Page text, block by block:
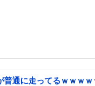
普通に走ってるｗｗｗ